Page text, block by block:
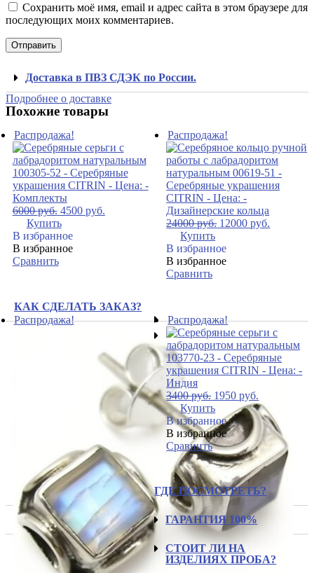
Сохранить моё имя, email и адрес сайта в этом браузере для
последующих моих комментариев.
Доставка в ПВЗ СДЭК по России.
Подробнее о доставке
Похожие товары
Распродажа!
6000руб. 4500 руб.
Купить
В избранное
В избранное
Сравнить
Распродажа!
24000руб. 12000руб.
Купить
В избранное
В избранное
Сравнить
Распродажа! Распродажа!
3400руб. 1950руб.
Купить
В избранное
В избранное
Сравнить
КАК СДЕЛАТЬ ЗАКАЗ?
ГДЕ ПОСМОТРЕТЬ?
ГАРАНТИЯ 100%
СТОИТ ЛИ НА
ИЗДЕЛИЯХ ПРОБА?